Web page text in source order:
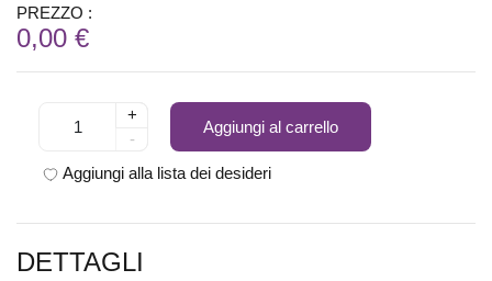
PREZZO :
0,00 €
+
-
Aggiungi al carrello
Aggiungi alla lista dei desideri
DETTAGLI